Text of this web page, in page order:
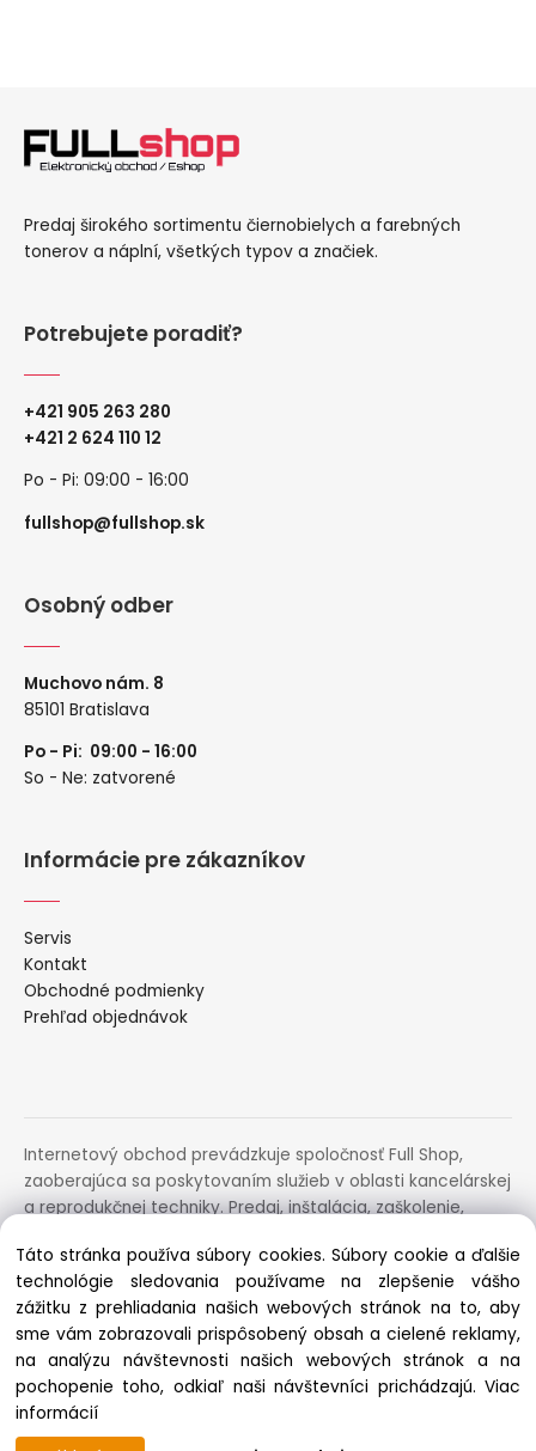
Predaj širokého sortimentu čiernobielych a farebných
tonerov a náplní, všetkých typov a značiek.
Potrebujete poradiť?
+421 905 263 280
+421 2 624 110 12
Po - Pi: 09:00 - 16:00
fullshop@fullshop.sk
Osobný odber
Muchovo nám. 8
85101 Bratislava
Po - Pi: 09:00 - 16:00
So - Ne: zatvorené
Informácie pre zákazníkov
Servis
Kontakt
Obchodné podmienky
Prehľad objednávok
Internetový obchod prevádzkuje spoločnosť Full Shop,
zaoberajúca sa poskytovaním služieb v oblasti kancelárskej
a reprodukčnej techniky. Predaj, inštalácia, zaškolenie,
zariadení.
Doručujeme aj cez
Copyright © 2025 fullshop.sk, All rights reserved
Táto stránka používa súbory cookies. Súbory cookie a ďalšie
technológie sledovania používame na zlepšenie vášho
zážitku z prehliadania našich webových stránok na to, aby
sme vám zobrazovali prispôsobený obsah a cielené reklamy,
na analýzu návštevnosti našich webových stránok a na
pochopenie toho, odkiaľ naši návštevníci prichádzajú.Viac
informácií